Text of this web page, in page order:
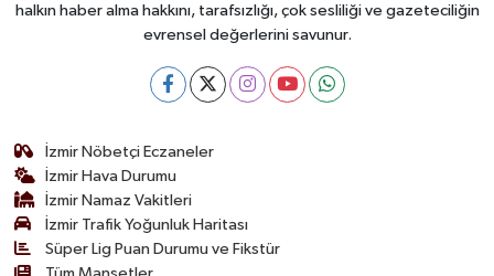
halkın haber alma hakkını, tarafsızlığı, çok sesliliği ve gazeteciliğin
evrensel değerlerini savunur.
İzmir Nöbetçi Eczaneler
İzmir Hava Durumu
İzmir Namaz Vakitleri
İzmir Trafik Yoğunluk Haritası
Süper Lig Puan Durumu ve Fikstür